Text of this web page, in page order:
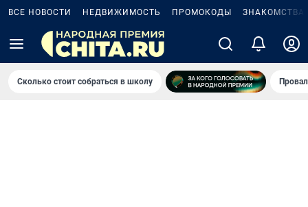
ВСЕ НОВОСТИ НЕДВИЖИМОСТЬ ПРОМОКОДЫ ЗНАКОМСТВА
Сколько стоит собраться в школу